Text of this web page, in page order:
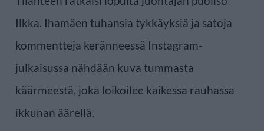
Ilkka. Ihamäen tuhansia tykkäyksiä ja satoja
kommentteja keränneessä Instagram-
julkaisussa nähdään kuva tummasta
käärmeestä, joka loikoilee kaikessa rauhassa
ikkunan äärellä.